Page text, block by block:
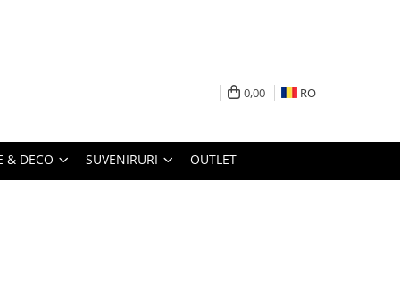
0,00 RO
& DECO SUVENIRURI OUTLET